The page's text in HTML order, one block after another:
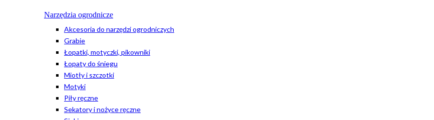
Narzędzia ogrodnicze
Akcesoria do narzędzi ogrodniczych
Grabie
Łopatki, motyczki, pikowniki
Łopaty do śniegu
Miotły i szczotki
Motyki
Piły ręczne
Sekatory i nożyce ręczne